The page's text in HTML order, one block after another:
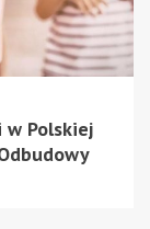
Polskiej